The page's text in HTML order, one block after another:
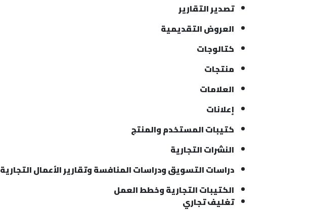
تصدير التقارير
العروض التقديمية
كتالوجات
منتجات
العلامات
إعلانات
كتيبات المستخدم والمنتج
النشرات التجارية
دراسات التسويق ودراسات المنافسة وتقارير الأعمال التجارية
الكتيبات التجارية وخطط العمل
تغليف تجاري